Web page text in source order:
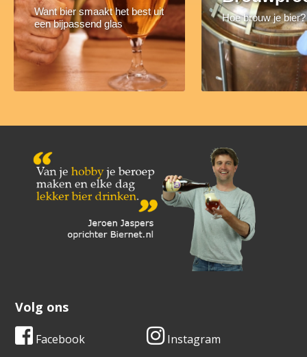
Want bier smaakt het best uit
een bijpassend glas
Hoe brouw je bier?
Volg ons
Facebook Instagram